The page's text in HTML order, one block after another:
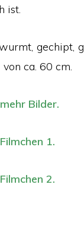
ist.
gechipt,
ca. 60 cm.
Bilder.
1.
2.